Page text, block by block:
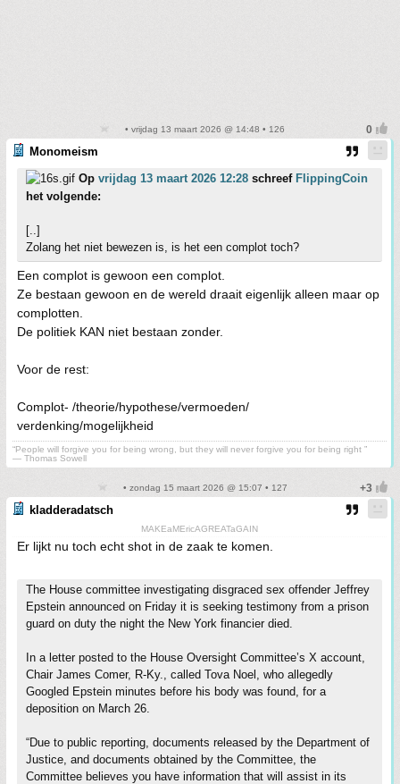
• vrijdag 13 maart 2026 @ 14:48 • 126
Monomeism
Op vrijdag 13 maart 2026 12:28 schreef FlippingCoin
het volgende:
[..]
Zolang het niet bewezen is, is het een complot toch?
Een complot is gewoon een complot.
Ze bestaan gewoon en de wereld draait eigenlijk alleen maar op
complotten.
De politiek KAN niet bestaan zonder.
Voor de rest:
Complot- /theorie/hypothese/vermoeden/
verdenking/mogelijkheid
“People will forgive you for being wrong, but they will never forgive you for being right ”
― Thomas Sowell
• zondag 15 maart 2026 @ 15:07 • 127
kladderadatsch
MAKEaMEricAGREATaGAIN
Er lijkt nu toch echt shot in de zaak te komen.
The House committee investigating disgraced sex offender Jeffrey
Epstein announced on Friday it is seeking testimony from a prison
guard on duty the night the New York financier died.
In a letter posted to the House Oversight Committee’s X account,
Chair James Comer, R-Ky., called Tova Noel, who allegedly
Googled Epstein minutes before his body was found, for a
deposition on March 26.
“Due to public reporting, documents released by the Department of
Justice, and documents obtained by the Committee, the
Committee believes you have information that will assist in its